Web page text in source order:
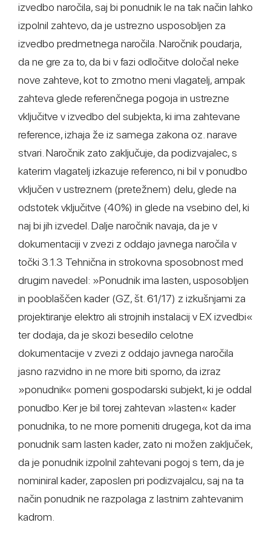
izvedbo naročila, saj bi ponudnik le na tak način lahko
izpolnil zahtevo, da je ustrezno usposobljen za
izvedbo predmetnega naročila. Naročnik poudarja,
da ne gre za to, da bi v fazi odločitve določal neke
nove zahteve, kot to zmotno meni vlagatelj, ampak
zahteva glede referenčnega pogoja in ustrezne
vključitve v izvedbo del subjekta, ki ima zahtevane
reference, izhaja že iz samega zakona oz. narave
stvari. Naročnik zato zaključuje, da podizvajalec, s
katerim vlagatelj izkazuje referenco, ni bil v ponudbo
vključen v ustreznem (pretežnem) delu, glede na
odstotek vključitve (40%) in glede na vsebino del, ki
naj bi jih izvedel. Dalje naročnik navaja, da je v
dokumentaciji v zvezi z oddajo javnega naročila v
točki 3.1.3 Tehnična in strokovna sposobnost med
drugim navedel: »Ponudnik ima lasten, usposobljen
in pooblaščen kader (GZ, št. 61/17) z izkušnjami za
projektiranje elektro ali strojnih instalacij v EX izvedbi«
ter dodaja, da je skozi besedilo celotne
dokumentacije v zvezi z oddajo javnega naročila
jasno razvidno in ne more biti sporno, da izraz
»ponudnik« pomeni gospodarski subjekt, ki je oddal
ponudbo. Ker je bil torej zahtevan »lasten« kader
ponudnika, to ne more pomeniti drugega, kot da ima
ponudnik sam lasten kader, zato ni možen zaključek,
da je ponudnik izpolnil zahtevani pogoj s tem, da je
nominiral kader, zaposlen pri podizvajalcu, saj na ta
način ponudnik ne razpolaga z lastnim zahtevanim
kadrom.